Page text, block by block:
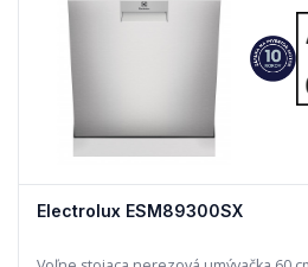
Electrolux ESM89300SX